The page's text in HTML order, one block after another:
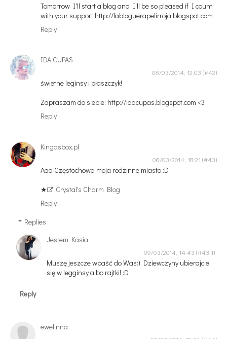
Tomorrow I'll start a blog and I'll be so pleased if I count
with your support http://labloguerapelirroja.blogspot.com
Reply
IDA CUPAS
08/03/2014, 12:03
świetne leginsy i płaszczyk!
Zapraszam do siebie: http://idacupas.blogspot.com <3
Reply
Kingasbox.pl
08/03/2014, 18:21
Aaa Częstochowa moja rodzinne miasto :D
★
Crystal's Charm Blog
Reply
Replies
Jestem Kasia
09/03/2014, 14:43
Muszę jeszcze wpaść do Was:) Dziewczyny ubierajcie
się w legginsy albo rajtki! :D
Reply
ewelinna